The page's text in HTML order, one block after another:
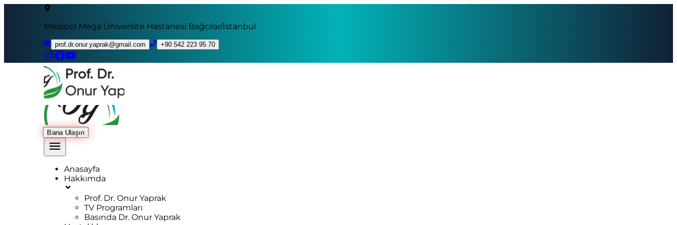
Medipol Mega Üniversite Hastanesi Bağcılar/İstanbul
prof.dr.onur.yaprak@gmail.com +90 542 223 95 70
Bana Ulaşın
Anasayfa
Hakkımda
Prof. Dr. Onur Yaprak
TV Programları
Basında Dr. Onur Yaprak